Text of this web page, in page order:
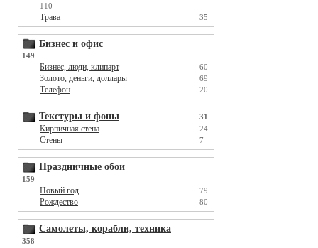
110
Трава 35
Бизнес и офис
149
Бизнес, люди, клипарт 60
Золото, деньги, доллары 69
Телефон 20
Текстуры и фоны 31
Кирпичная стена 24
Стены 7
Праздничные обои
159
Новый год 79
Рождество 80
Самолеты, корабли, техника
358